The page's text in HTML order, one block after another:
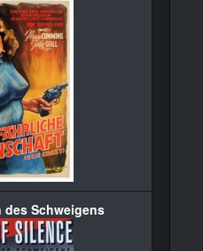
des Schweigens